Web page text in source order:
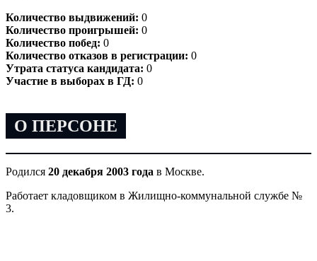
Количество выдвижений: 0
Количество проигрышей: 0
Количество побед: 0
Количество отказов в регистрации: 0
Утрата статуса кандидата: 0
Участие в выборах в ГД: 0
О ПЕРСОНЕ
Родился 20 декабря 2003 года в Москве.
Работает кладовщиком в Жилищно-коммунальной службе №
3.